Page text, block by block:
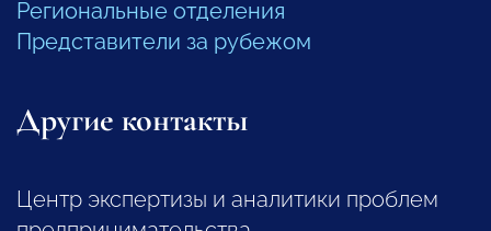
Региональные отделения
Представители за рубежом
Другие контакты
Центр экспертизы и аналитики проблем